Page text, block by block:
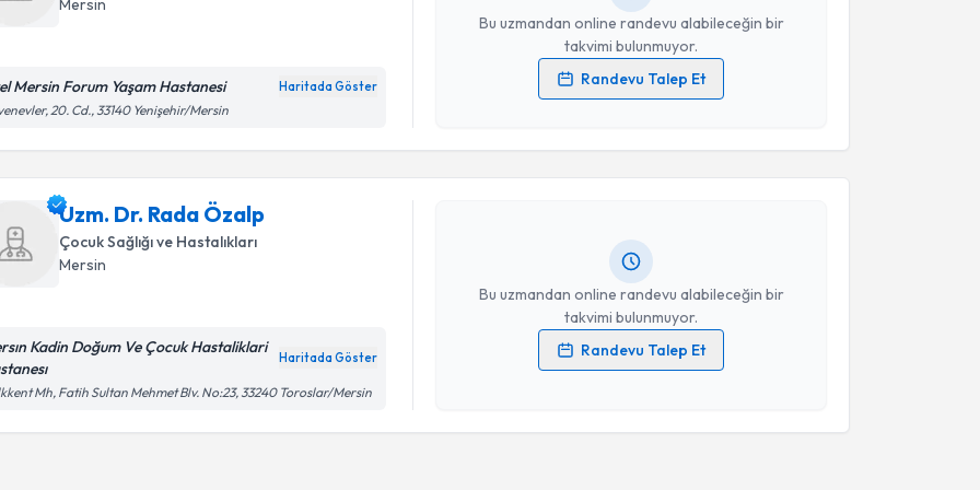
Mersin
Mersin Forum Yaşam Hastanesi Haritada Göster
20. Cd., 33140 Yenişehir/Mersin
Bu uzmandan online randevu alabileceğin bir
takvimi bulunmuyor.
Randevu Talep Et
Kişisel verilerimin işlenmesine ilişkinAydınlatma Metni
işlenmesini kabul ediyorum.
Uzm. Dr. Rada Özalp
Çocuk Sağlığı ve Hastalıkları
Mersin
Kadin Doğum Ve Çocuk Hastaliklari
Haritada Göster
Mh, Fatih Sultan Mehmet Blv. No:23, 33240 Toroslar/Mersin
Bu uzmandan online randevu alabileceğin bir
takvimi bulunmuyor.
Randevu Talep Et
Randevu Takvimi Talebi
Uzm. Dr. Rada Özalpiçin randevu takvimi talebi oluşturun. Size
bu uzmandan randevu almanız için bir takvim hazırlandığında e-
Kişisel verilerimin işlenmesine ilişkinAydınlatma Metni